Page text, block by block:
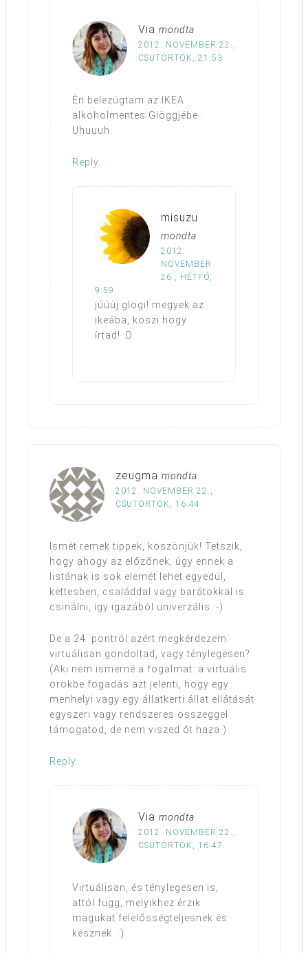
Via mondta
2012. NOVEMBER 22.,
CSÜTÖRTÖK, 21:53
Én belezúgtam az IKEA
alkoholmentes Glöggjébe…
Uhuuuh.
Reply
misuzu
mondta
2012.
NOVEMBER
26., HÉTFŐ,
9:59
júúúj glögi! megyek az
ikeába, köszi hogy
írtad! :D
zeugma mondta
2012. NOVEMBER 22.,
CSÜTÖRTÖK, 16:44
Ismét remek tippek, köszönjük! Tetszik,
hogy ahogy az előzőnek, úgy ennek a
listának is sok elemét lehet egyedül,
kettesben, családdal vagy barátokkal is
csinálni, így igazából univerzális :-)
De a 24. pontról azért megkérdezem:
virtuálisan gondoltad, vagy ténylegesen?
(Aki nem ismerné a fogalmat: a virtuális
örökbe fogadás azt jelenti, hogy egy
menhelyi vagy egy állatkerti állat ellátását
egyszeri vagy rendszeres összeggel
támogatod, de nem viszed őt haza.)
Reply
Via mondta
2012. NOVEMBER 22.,
CSÜTÖRTÖK, 16:47
Virtuálisan, és ténylegesen is,
attól függ, melyikhez érzik
magukat felelősségteljesnek és
késznek. :)